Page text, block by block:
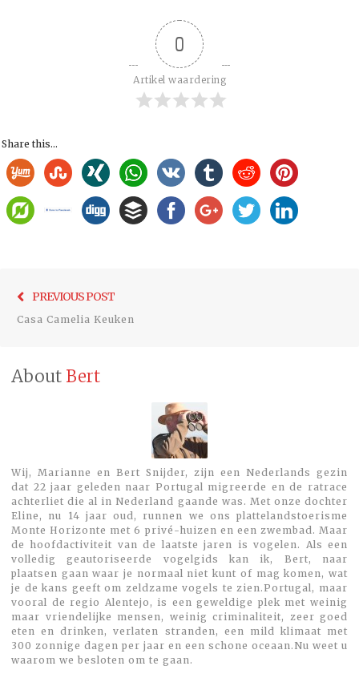
0
Artikel waardering
Share this...
navigatie
PREVIOUS POST
Casa Camelia Keuken
About Bert
Wij, Marianne en Bert Snijder, zijn een Nederlands gezin
dat 22 jaar geleden naar Portugal migreerde en de ratrace
achterliet die al in Nederland gaande was. Met onze dochter
Eline, nu 14 jaar oud, runnen we ons plattelandstoerisme
Monte Horizonte met 6 privé-huizen en een zwembad. Maar
de hoofdactiviteit van de laatste jaren is vogelen. Als een
volledig geautoriseerde vogelgids kan ik, Bert, naar
plaatsen gaan waar je normaal niet kunt of mag komen, wat
je de kans geeft om zeldzame vogels te zien.Portugal, maar
vooral de regio Alentejo, is een geweldige plek met weinig
maar vriendelijke mensen, weinig criminaliteit, zeer goed
eten en drinken, verlaten stranden, een mild klimaat met
300 zonnige dagen per jaar en een schone oceaan.Nu weet u
waarom we besloten om te gaan.